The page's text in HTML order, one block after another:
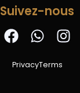
Suivez-nous
PrivacyTerms